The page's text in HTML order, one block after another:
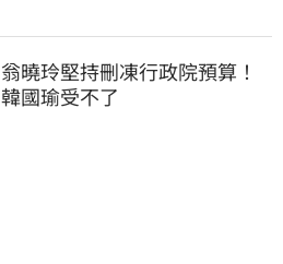
翁曉玲堅持刪凍行政院預算！
韓國瑜受不了